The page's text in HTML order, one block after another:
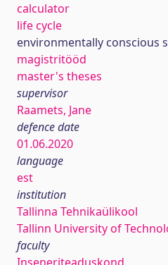
calculator
life cycle
environmentally conscious
magistritööd
master's theses
supervisor
Raamets, Jane
defence date
01.06.2020
language
est
institution
Tallinna Tehnikaülikool
Tallinn University of
faculty